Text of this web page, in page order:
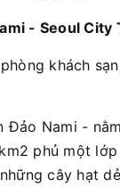
- Seoul
khách
Đảo Nami -
phủ một
cây hạt